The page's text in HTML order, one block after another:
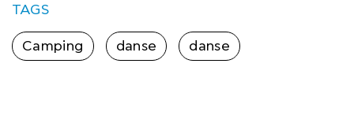
TAGS
Camping danse danse